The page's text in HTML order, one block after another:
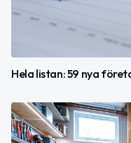
Hela listan: 59 nya